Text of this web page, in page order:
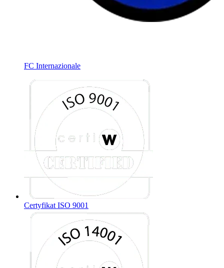
FC Internazionale
Certyfikat ISO 9001